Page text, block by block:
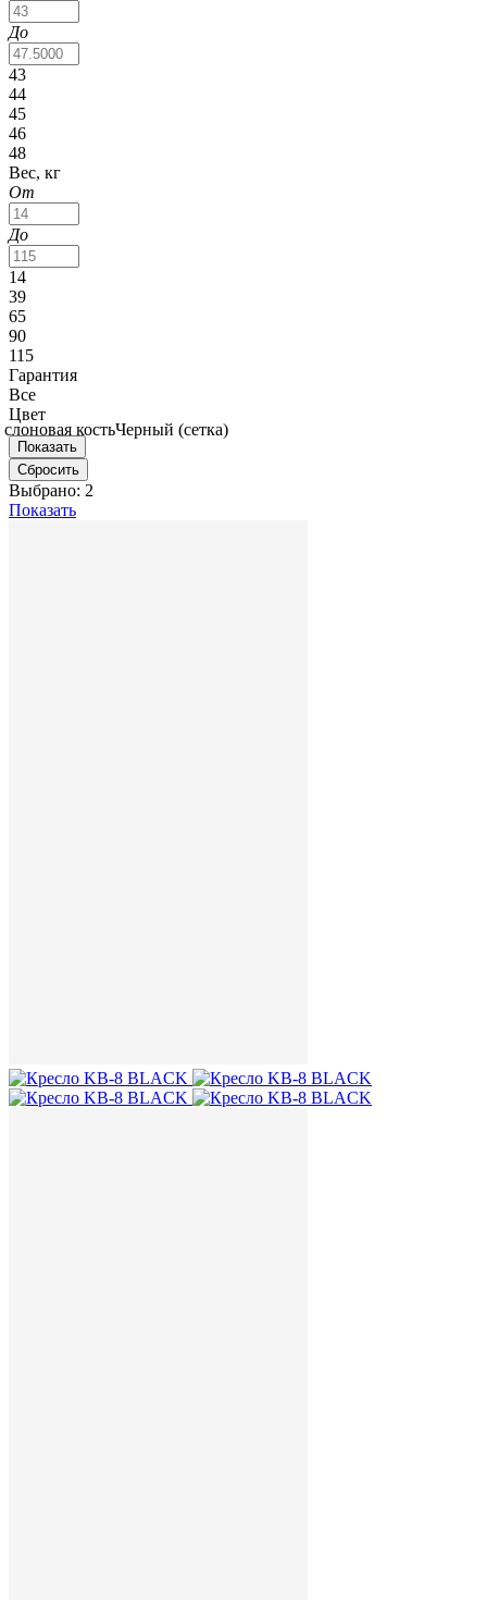
До
43
44
45
46
48
Вес, кг
От
До
14
39
65
90
115
Гарантия
Все
Цвет
слоновая костьЧерный (сетка)
Выбрано: 2
Показать